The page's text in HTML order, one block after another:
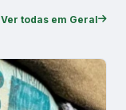
Ver todas em Geral